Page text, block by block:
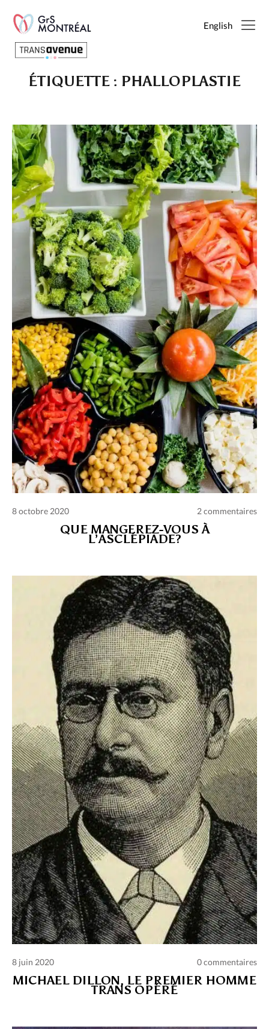
English
Français
English
SEARCH
PAGES
Charte des commentaires et publications
Conditions d’utilisation
Nous contacter
Politique de confidentialité
ÉTIQUETTE : PHALLOPLASTIE
8 octobre 2020 2 commentaires
QUE MANGEREZ-VOUS À
L’ASCLÉPIADE?
8 juin 2020 0 commentaires
MICHAEL DILLON, LE PREMIER HOMME
TRANS OPÉRÉ